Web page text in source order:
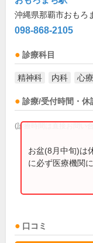
沖縄県那覇市おもろ
098-868-2105
診療科目
精神科 内科 心
診療/受付時間・休
(診療時間は直接お問い
お盆(8月中旬)は
に必ず医療機関
口コミ